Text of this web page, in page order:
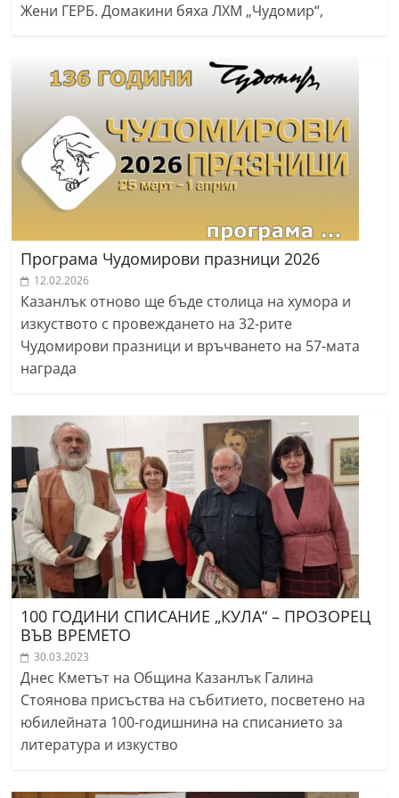
Жени ГЕРБ. Домакини бяха ЛХМ „Чудомир“,
Програма Чудомирови празници 2026
12.02.2026
Казанлък отново ще бъде столица на хумора и
изкуството с провеждането на 32-рите
Чудомирови празници и връчването на 57-мата
награда
100 ГОДИНИ СПИСАНИЕ „КУЛА“ – ПРОЗОРЕЦ
ВЪВ ВРЕМЕТО
30.03.2023
Днес Кметът на Община Казанлък Галина
Стоянова присъства на събитието, посветено на
юбилейната 100-годишнина на списанието за
литература и изкуство